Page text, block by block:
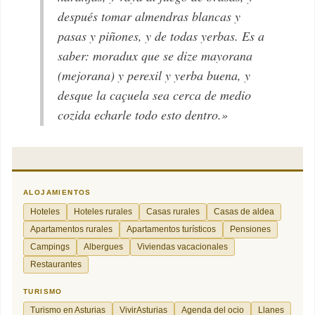
después tomar almendras blancas y
pasas y piñones, y de todas yerbas. Es a
saber: moradux que se dize mayorana
(mejorana) y perexil y yerba buena, y
desque la caçuela sea cerca de medio
cozida echarle todo esto dentro.»